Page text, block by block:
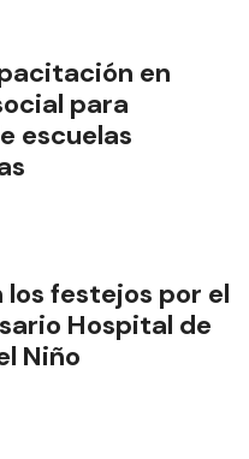
en
para
escuelas
los festejos por el
Hospital de
Niño